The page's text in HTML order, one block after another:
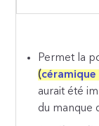
Permet la
(céramique
aurait été
du manque